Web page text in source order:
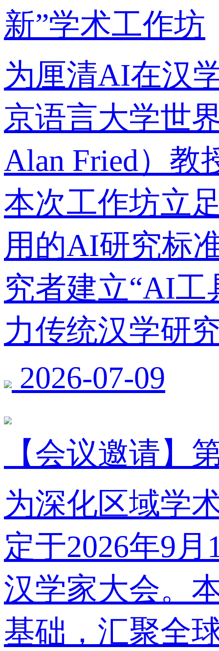
新”学术工作坊
为厘清AI在汉
京语言大学世
Alan Fried）教
本次工作坊立
用的AI研究标
究者建立“AI
力传统汉学研
2026-07-09
【会议邀请】
为深化区域学
定于2026年9
汉学家大会。
基础，汇聚全